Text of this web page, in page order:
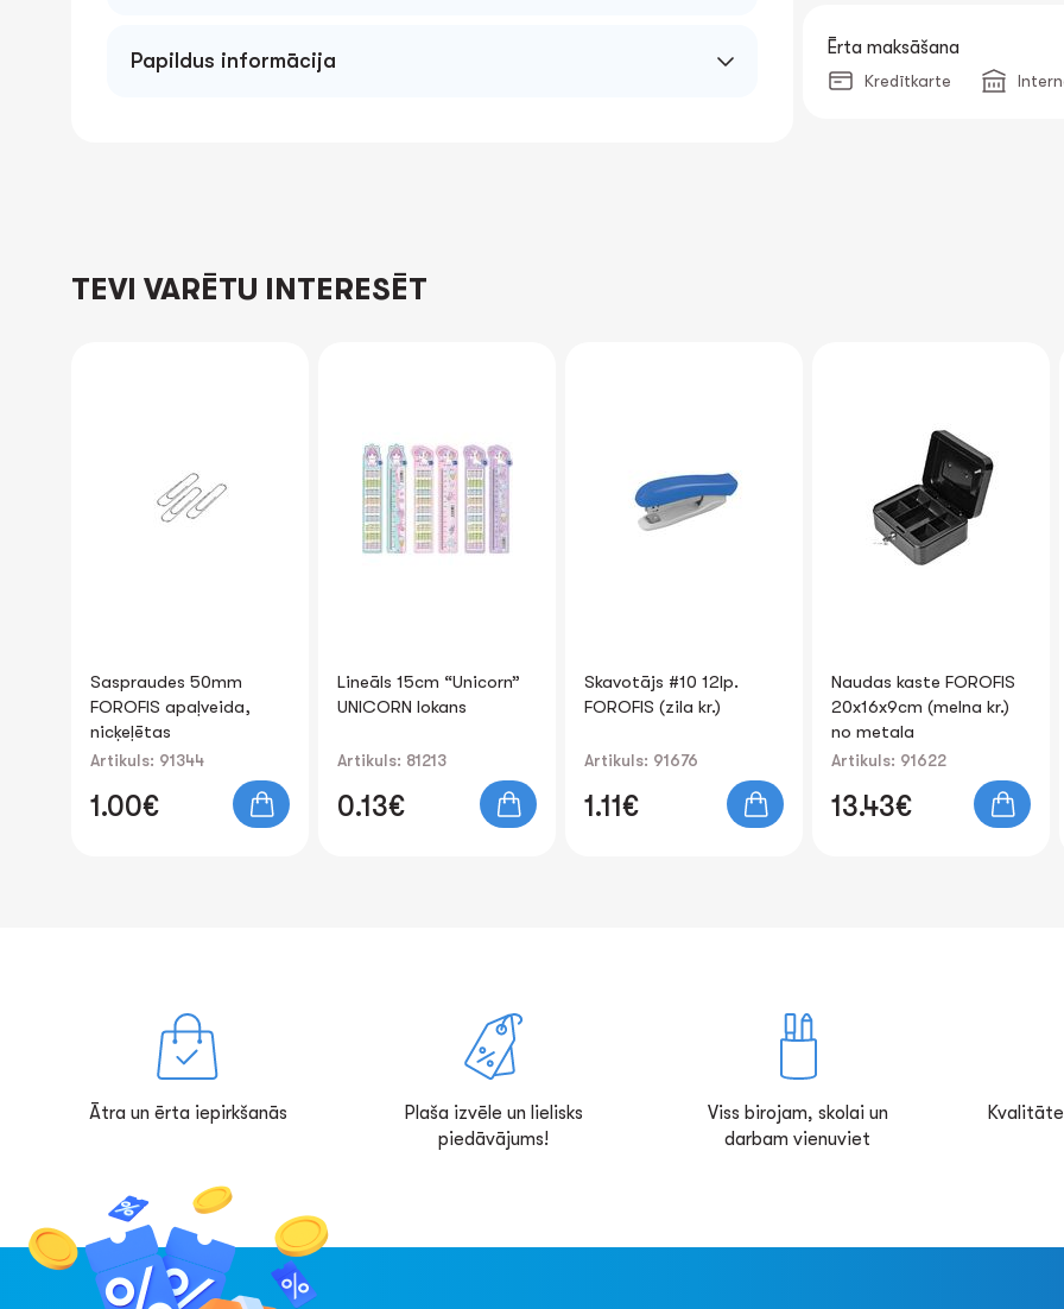
Papildus informācija
Ērta maksāšana
Kredītkarte
TEVI VARĒTU INTERESĒT
Lineāls 15cm “Unicorn”
UNICORN lokans
Artikuls: 81213
0.13€
Skavotājs #10 12lp.
FOROFIS (zila kr.)
Artikuls: 91676
1.11€
Naudas kaste FOROFIS
20x16x9cm (melna kr.)
Artikuls: 91622
13.43€
Līmlente 19mm x 20m
caurspīdīga
Artikuls: 83571
1.14€
Ātra un ērta iepirkšanās
Plaša izvēle un lielisks
piedāvājums!
Viss birojam, skolai un
darbam vienuviet